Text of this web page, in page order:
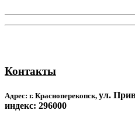
Контакты
Адрес: г. Красноперекопск, ул.
индекс: 296000